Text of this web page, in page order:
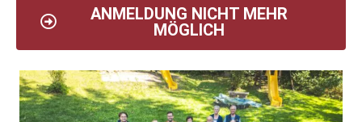
ANMELDUNG NICHT MEHR
MÖGLICH